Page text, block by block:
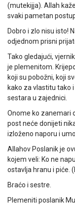
(mutekijja). Allah
svaki pametan
Dobro i zlo nisu isto!
odjednom prisni
Tako gledajući,
je plemenitom.
koji su pobožni, koji
kako za vlastitu tako
sestara u zajednici.
Onome ko zanemari
post neće donijeti
izloženo naporu i
Allahov Poslanik je
kojem veli: Ko ne
ostavlja hranu i piće.
Braćo i sestre.
Plemeniti poslanik